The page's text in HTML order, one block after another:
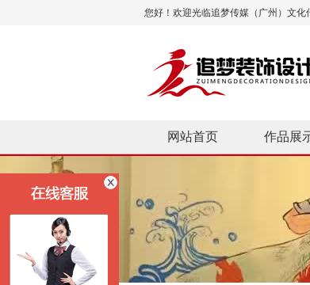
您好！欢迎光临追梦传媒（广州）文化
网站首页 作品展